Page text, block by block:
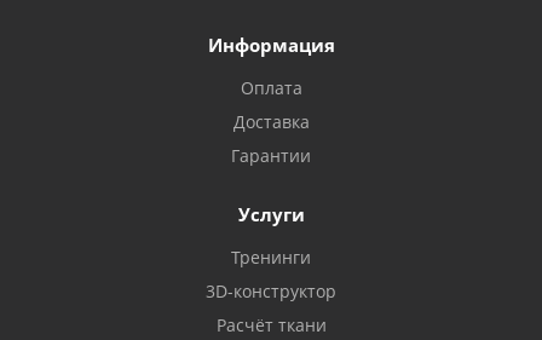
Информация
Оплата
Доставка
Гарантии
Услуги
Тренинги
3D-конструктор
Расчёт ткани